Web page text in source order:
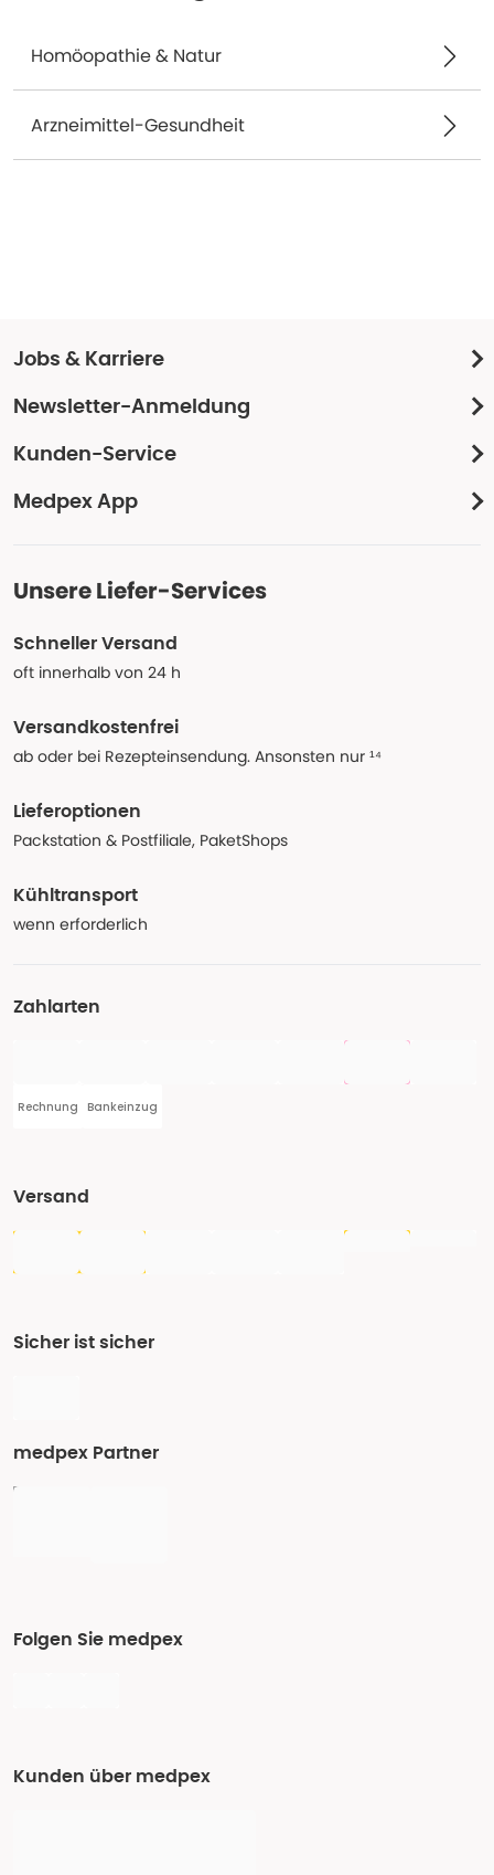
Homöopathie & Natur
Arzneimittel-Gesundheit
Jobs & Karriere
Newsletter-Anmeldung
Kunden-Service
Medpex App
Unsere Liefer-Services
Schneller Versand
oft innerhalb von 24 h
Versandkostenfrei
ab oder bei Rezepteinsendung. Ansonsten nur ¹⁴
Lieferoptionen
Packstation & Postfiliale, PaketShops
Kühltransport
wenn erforderlich
Zahlarten
Rechnung Bankeinzug
Versand
Sicher ist sicher
medpex Partner
Folgen Sie medpex
Kunden über medpex